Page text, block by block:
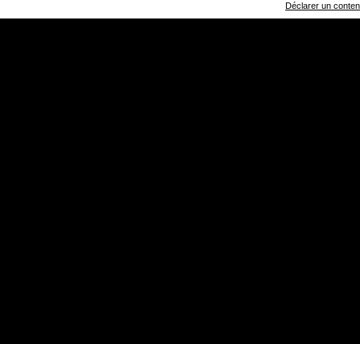
Déclarer un